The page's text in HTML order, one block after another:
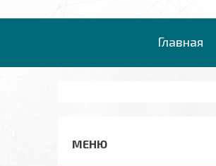
Главная